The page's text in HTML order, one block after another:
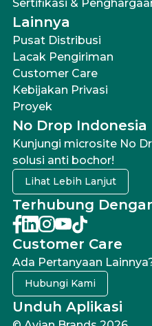
Sertifikasi &
Lainnya
Pusat Distribusi
Lacak Pengiriman
Customer Care
Kebijakan Privasi
Proyek
No Drop Indonesia
Kunjungi microsite No
solusi anti bochor!
Lihat Lebih Lanjut
Terhubung
Customer Care
Ada Pertanyaan
Hubungi Kami
Unduh Aplikasi